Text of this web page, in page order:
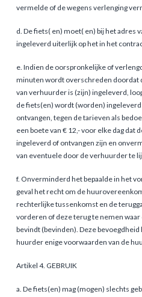
vermelde of de wegens verlenging
d. De fiets( en) moet( en) bij het adres
ingeleverd uiterlijk op het in het
e. Indien de oorspronkelijke of
minuten wordt overschreden doordat
van verhuurder is (zijn) ingeleverd,
de fiets(en) wordt (worden)
ontvan­gen, tegen de tarieven als
een boete van € 12,- voor elke dag dat
ingeleverd of ontvangen zijn en
van eventuele door de verhuurder te
f. Onverminderd het bepaalde in het
geval het recht om de
rechterlijke tussenkomst en de
vorderen of deze terug te nemen
bevindt (bevinden). Deze
huurder enige voorwaarden van de
Artikel 4. GEBRUIK
a. De fiets(en) mag (mogen) slechts